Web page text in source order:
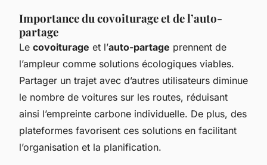
Importance du covoiturage et de l’auto-
partage
Le covoiturage et l’auto-partage prennent de
l’ampleur comme solutions écologiques viables.
Partager un trajet avec d’autres utilisateurs diminue
le nombre de voitures sur les routes, réduisant
ainsi l’empreinte carbone individuelle. De plus, des
plateformes favorisent ces solutions en facilitant
l’organisation et la planification.